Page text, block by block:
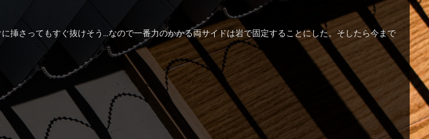
挿さってもすぐ抜けそう…なので一番力のかかる両サイドは岩で固定することにした。そしたら今まで